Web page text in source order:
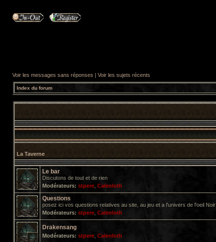
Voir les messages sans réponses | Voir les sujets récents
Index du forum
La Taverne
Le bar
Discutons de tout et de rien
Modérateurs: stpere Calenloth
Questions
posez ici vos questions relatives au site, au jeu et a l'univers de l'oeil Noir
Modérateurs: stpere Calenloth
Drakensang
Modérateurs: stpere Calenloth